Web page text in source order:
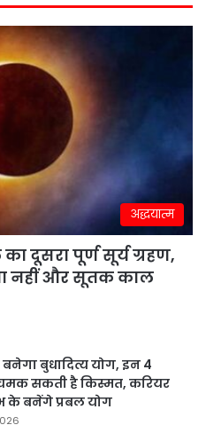
अद्धयात्म
दूसरा पूर्ण सूर्य ग्रहण,
नहीं और सूतक काल
बुधादित्य योग, इन 4
चमक सकती है किस्मत, करियर
के बनेंगे प्रबल योग